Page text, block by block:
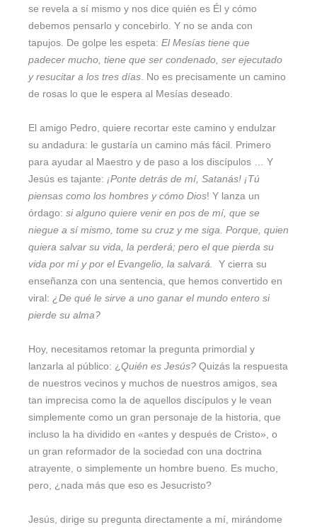
se revela a sí mismo y nos dice quién es Él y cómo
debemos pensarlo y concebirlo. Y no se anda con
tapujos. De golpe les espeta: El Mesías tiene que
padecer mucho, tiene que ser condenado, ser ejecutado
y resucitar a los tres días . No es precisamente un camino
de rosas lo que le espera al Mesías deseado.
El amigo Pedro, quiere recortar este camino y endulzar
su andadura: le gustaría un camino más fácil. Primero
para ayudar al Maestro y de paso a los discípulos … Y
Jesús es tajante: ¡Ponte detrás de mí, Satanás! ¡Tú
piensas como los hombres y cómo Dios! Y lanza un
órdago: si alguno quiere venir en pos de mí, que se
niegue a sí mismo, tome su cruz y me siga. Porque, quien
quiera salvar su vida, la perderá; pero el que pierda su
vida por mí y por el Evangelio, la salvará.
Y cierra su
enseñanza con una sentencia, que hemos convertido en
viral: ¿De qué le sirve a uno ganar el mundo entero si
pierde su alma?
Hoy, necesitamos retomar la pregunta primordial y
lanzarla al público: ¿ Quién es Jesús? Quizás la respuesta
de nuestros vecinos y muchos de nuestros amigos, sea
tan imprecisa como la de aquellos discípulos y le vean
simplemente como un gran personaje de la historia, que
incluso la ha dividido en «antes y después de Cristo», o
un gran reformador de la sociedad con una doctrina
atrayente, o simplemente un hombre bueno. Es mucho,
pero, ¿nada más que eso es Jesucristo?
Jesús, dirige su pregunta directamente a mí, mirándome